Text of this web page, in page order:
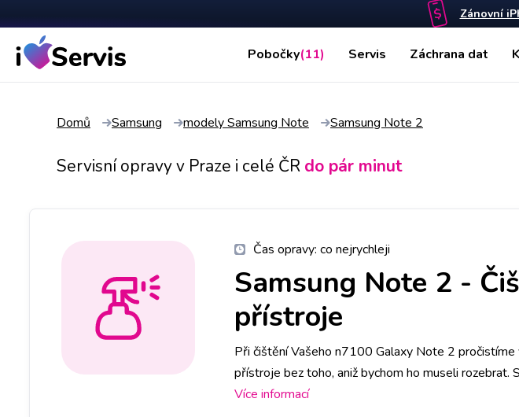
Zánovní
Pobočky(11) Servis Záchrana dat
Domů Samsung modely Samsung Note Samsung Note 2
Servisní opravy v Praze i celé ČR do pár minut
Čas opravy: co nejrychleji
Samsung Note 2 -
přístroje
Při čištění Vašeho n7100 Galaxy Note 2
přístroje bez toho, aniž bychom ho museli rozebrat.
pobočce a za půl hodiny máte hotovo!
Více informací